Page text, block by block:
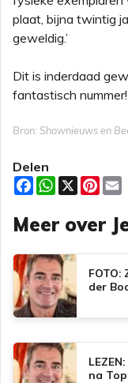
plaat, bijna twintig
geweldig.’
Dit is inderdaad
fantastisch nummer!
Bron: Shownieuws en
Delen
F
a
e
b
o
k
W
h
t
s
p
p
X
P
t
e
e
s
t
i
l
Meer over
FOTO:
der
na